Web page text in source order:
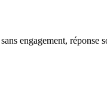
engagement, réponse